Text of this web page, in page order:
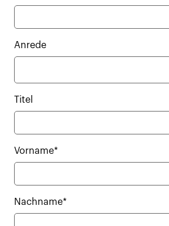
Anrede
Titel
Vorname*
Nachname*